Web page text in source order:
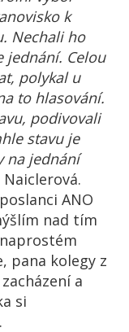
k
Nechali ho
jednání. Celou
polykal u
to hlasování.
podivovali
stavu je
na jednání
ANO
nad tím
pana kolegy z
a
si